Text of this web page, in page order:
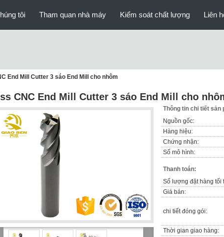
tôi Tham quan nhà máy Kiểm soát chất lượng Liên
End Mill Cutter 3 sáo End Mill cho nhôm
CNC End Mill Cutter 3 sáo End Mill cho
Thông tin chi tiết sản
Nguồn gốc:
Hàng hiệu:
Chứng nhận:
Số mô hình:
Thanh toán:
Số lượng đặt hàng tối
Giá bán:
chi tiết đóng gói:
Thời gian giao hàng: